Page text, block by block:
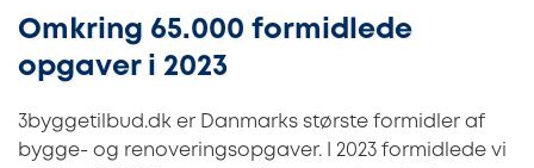
Omkring 65.000 formidlede
opgaver i 2023
3byggetilbud.dk er Danmarks største formidler af
bygge- og renoveringsopgaver. I 2023 formidlede vi